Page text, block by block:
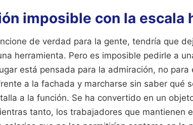
imposible con la escala
de verdad para la gente, tendría que
herramienta. Pero es imposible pedirle a
está pensada para la admiración, no para
a la fachada y marcharse sin saber qué
a la función. Se ha convertido en un
tanto, los trabajadores que mantienen